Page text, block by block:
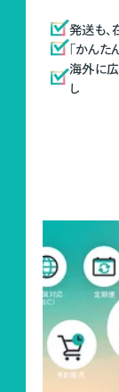
発送も、
「かん
海外に広
し